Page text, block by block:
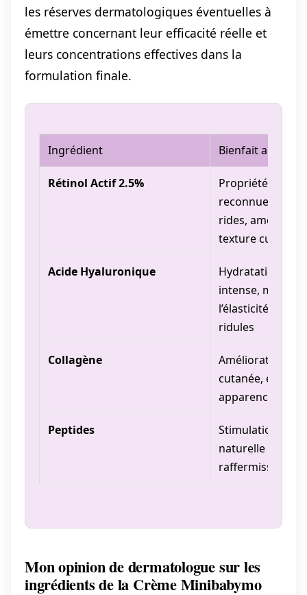
les réserves dermatologiques éventuelles à
émettre concernant leur efficacité réelle et
leurs concentrations effectives dans la
formulation finale.
Ingrédient Bienfait annoncé
Rétinol Actif 2.5%
Propriétés anti-
reconnues,
rides,
texture cutanée
Acide Hyaluronique
Hydratation
intense,
l’élasticité,
ridules
Collagène
Amélioration de
cutanée,
apparence plus
Peptides
Stimulation de
naturelle de
Mon opinion de dermatologue sur les
ingrédients de la Crème Minibabymo